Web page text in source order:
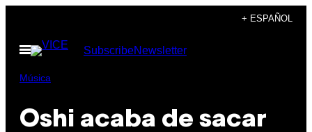
contenido
+ ESPAÑOL
Abrir
Menú
SubscribeNewsletter
Música
Oshi acaba de sacar